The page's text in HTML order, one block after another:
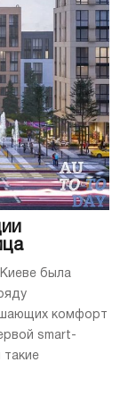
была
комфорт
smart-
такие